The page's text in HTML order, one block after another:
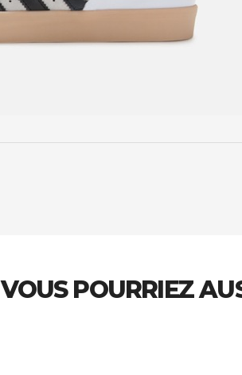
VOUS POURRIEZ